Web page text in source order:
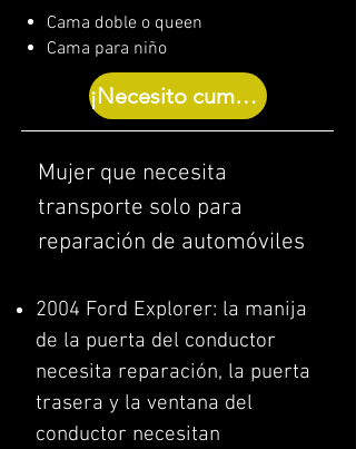
Cama doble o queen
Cama para niño
¡Necesito cumplido!
Mujer que necesita
transporte solo para
reparación de automóviles
2004 Ford Explorer: la manija
de la puerta del conductor
necesita reparación, la puerta
trasera y la ventana del
conductor necesitan